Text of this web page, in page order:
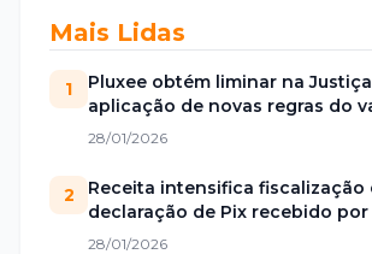
Mais Lidas
1
Pluxee obtém liminar na
aplicação de novas regras do
alimentação
28/01/2026
2
Receita intensifica fiscalização
declaração de Pix recebido por
28/01/2026